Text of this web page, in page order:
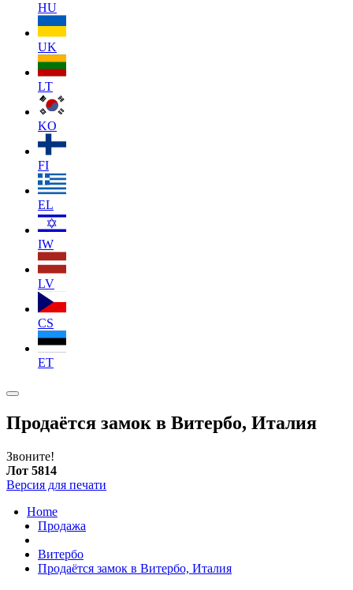
HU
UK
LT
KO
FI
EL
IW
LV
CS
ET
Продаётся замок в Витербо, Италия
Звоните!
Лот 5814
Версия для печати
Home
Продажа
Витербо
Продаётся замок в Витербо, Италия